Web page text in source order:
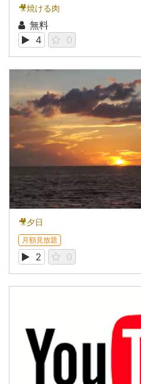
🎥焼ける肉
無料
4
0
🎥夕日
月額見放題
2 0